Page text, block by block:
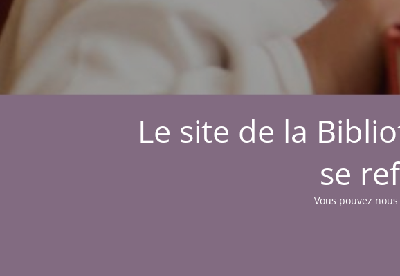
Le site de la
se
Vous pouvez